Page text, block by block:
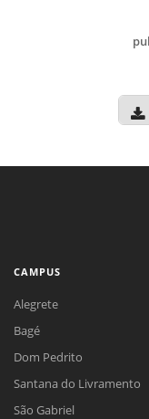
CAMPUS
Alegrete
Bagé
Dom Pedrito
Santana do Livramento
São Gabriel